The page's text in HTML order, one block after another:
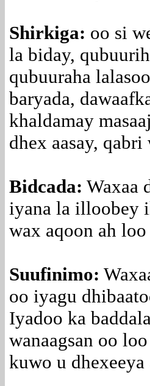
Shirkiga: oo si
la biday,
qubuuraha
baryada,
khaldamay
dhex aasay,
Bidcada: Waxaa
iyana la illoobey
wax aqoon ah
Suufinimo:
oo iyagu
Iyadoo ka
wanaagsan oo
kuwo u dhexeeya